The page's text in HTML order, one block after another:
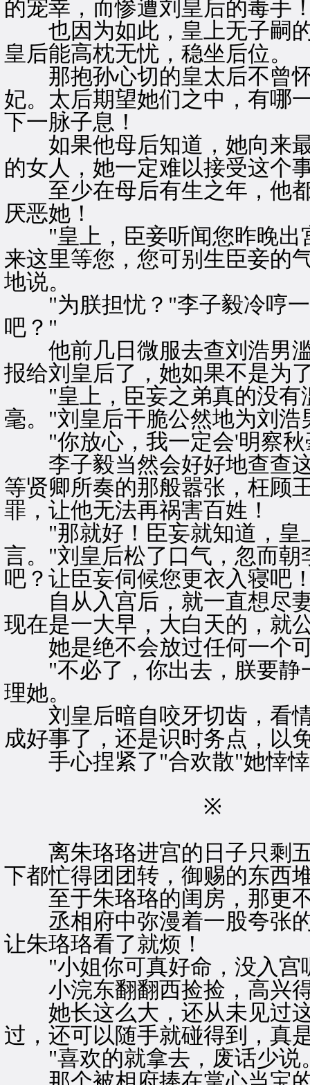
的宠幸，而惨遭刘皇后的毒手
也因为如此，皇上无子嗣的
皇后能高枕无忧，稳坐后位。
那抱孙心切的皇太后不曾怀
妃。太后期望她们之中，有哪
下一脉子息！
如果他母后知道，她向来最
的女人，她一定难以接受这个
至少在母后有生之年，他都
厌恶她！
"皇上，臣妾听闻您昨晚出
来这里等您，您可别生臣妾的
地说。
"为朕担忧？"李子毅冷哼一
吧？"
他前几日微服去查刘浩男滥
报给刘皇后了，她如果不是为
"皇上，臣妄之弟真的没有
毫。"刘皇后干脆公然地为刘浩
"你放心，我一定会'明察秋
李子毅当然会好好地查查这
等贤卿所奏的那般嚣张，枉顾
罪，让他无法再祸害百姓！
"那就好！臣妄就知道，皇
言。"刘皇后松了口气，忽而
吧？让臣妄伺候您更衣入寝吧
自从入宫后，就一直想尽妻
现在是一大早，大白天的，就
她是绝不会放过任何一个
"不必了，你出去，朕要静
理她。
刘皇后暗自咬牙切齿，看情
成好事了，还是识时务点，以
手心捏紧了"合欢散"她悻悻
※
离朱珞珞进宫的日子只剩五
下都忙得团团转，御赐的东西
至于朱珞珞的闺房，那更不
丞相府中弥漫着一股夸张的
让朱珞珞看了就烦！
"小姐你可真好命，没入宫
小浣东翻翻西捡捡，高兴
她长这么大，还从未见过这
过，还可以随手就碰得到，真
"喜欢的就拿去，废话少说